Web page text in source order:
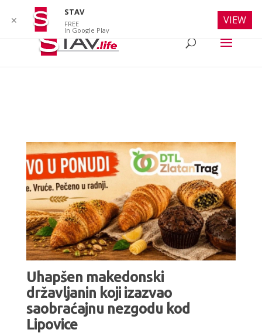
Uhapšen makedonski
državljanin koji izazvao
saobraćajnu nezgodu kod
Lipovice
✕
STAV
FREE
In Google Play
VIEW